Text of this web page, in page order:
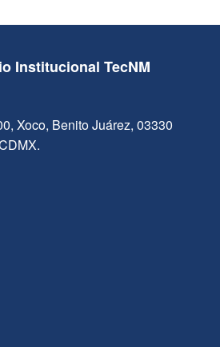
Institucional TecNM
Xoco, Benito Juárez, 03330